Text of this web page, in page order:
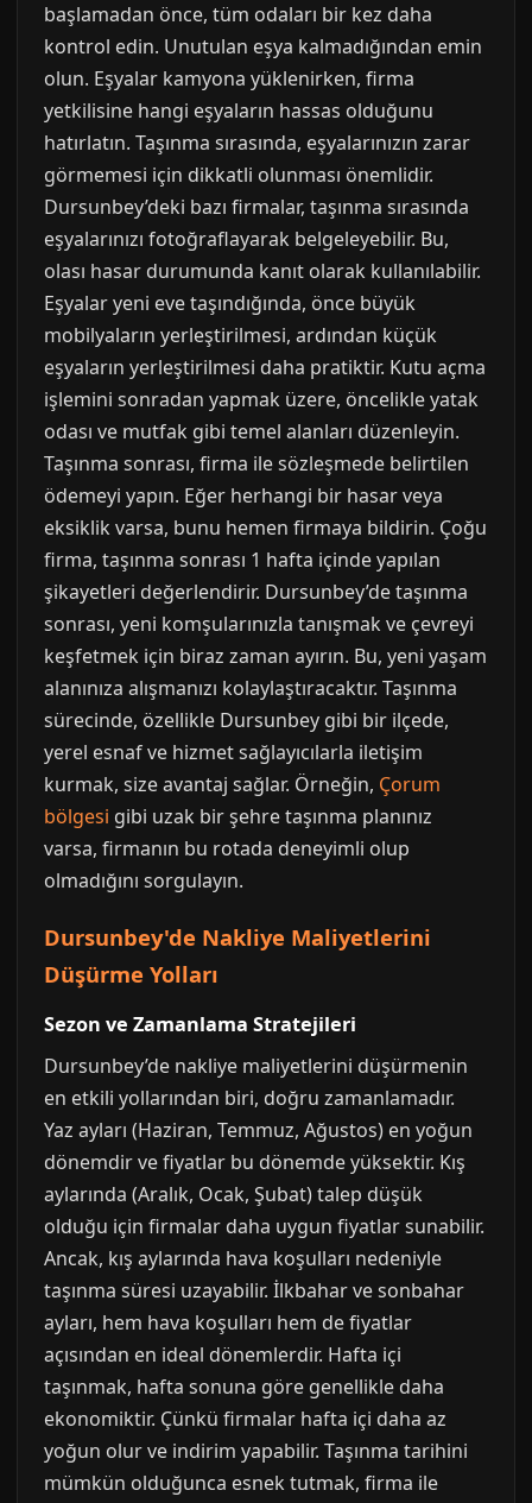
başlamadan önce, tüm odaları bir kez daha
kontrol edin. Unutulan eşya kalmadığından emin
olun. Eşyalar kamyona yüklenirken, firma
yetkilisine hangi eşyaların hassas olduğunu
hatırlatın. Taşınma sırasında, eşyalarınızın zarar
görmemesi için dikkatli olunması önemlidir.
Dursunbey’deki bazı firmalar, taşınma sırasında
eşyalarınızı fotoğraflayarak belgeleyebilir. Bu,
olası hasar durumunda kanıt olarak kullanılabilir.
Eşyalar yeni eve taşındığında, önce büyük
mobilyaların yerleştirilmesi, ardından küçük
eşyaların yerleştirilmesi daha pratiktir. Kutu açma
işlemini sonradan yapmak üzere, öncelikle yatak
odası ve mutfak gibi temel alanları düzenleyin.
Taşınma sonrası, firma ile sözleşmede belirtilen
ödemeyi yapın. Eğer herhangi bir hasar veya
eksiklik varsa, bunu hemen firmaya bildirin. Çoğu
firma, taşınma sonrası 1 hafta içinde yapılan
şikayetleri değerlendirir. Dursunbey’de taşınma
sonrası, yeni komşularınızla tanışmak ve çevreyi
keşfetmek için biraz zaman ayırın. Bu, yeni yaşam
alanınıza alışmanızı kolaylaştıracaktır. Taşınma
sürecinde, özellikle Dursunbey gibi bir ilçede,
yerel esnaf ve hizmet sağlayıcılarla iletişim
kurmak, size avantaj sağlar. Örneğin, Çorum
bölgesi gibi uzak bir şehre taşınma planınız
varsa, firmanın bu rotada deneyimli olup
olmadığını sorgulayın.
Dursunbey'de Nakliye Maliyetlerini
Düşürme Yolları
Sezon ve Zamanlama Stratejileri
Dursunbey’de nakliye maliyetlerini düşürmenin
en etkili yollarından biri, doğru zamanlamadır.
Yaz ayları (Haziran, Temmuz, Ağustos) en yoğun
dönemdir ve fiyatlar bu dönemde yüksektir. Kış
aylarında (Aralık, Ocak, Şubat) talep düşük
olduğu için firmalar daha uygun fiyatlar sunabilir.
Ancak, kış aylarında hava koşulları nedeniyle
taşınma süresi uzayabilir. İlkbahar ve sonbahar
ayları, hem hava koşulları hem de fiyatlar
açısından en ideal dönemlerdir. Hafta içi
taşınmak, hafta sonuna göre genellikle daha
ekonomiktir. Çünkü firmalar hafta içi daha az
yoğun olur ve indirim yapabilir. Taşınma tarihini
mümkün olduğunca esnek tutmak, firma ile